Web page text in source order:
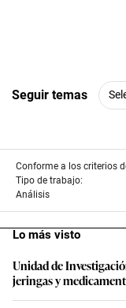
Seguir temas
Conforme a los criterios
Tipo de trabajo:
Análisis
Lo más visto
Unidad de
jeringas y